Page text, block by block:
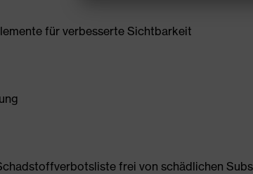
für verbesserte Sichtbarkeit
frei von schädlichen